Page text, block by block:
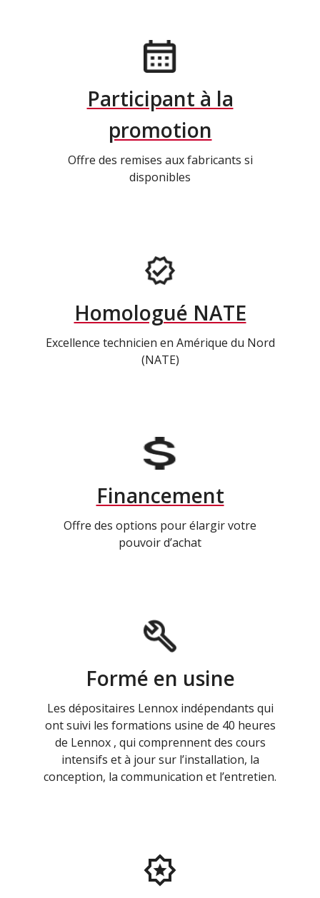
Participant à la
promotion
Offre des remises aux fabricants si
disponibles
Homologué NATE
Excellence technicien en Amérique du Nord
(NATE)
Financement
Offre des options pour élargir votre
pouvoir d’achat
Formé en usine
Les dépositaires Lennox indépendants qui
ont suivi les formations usine de 40 heures
de Lennox , qui comprennent des cours
intensifs et à jour sur l’installation, la
conception, la communication et l’entretien.